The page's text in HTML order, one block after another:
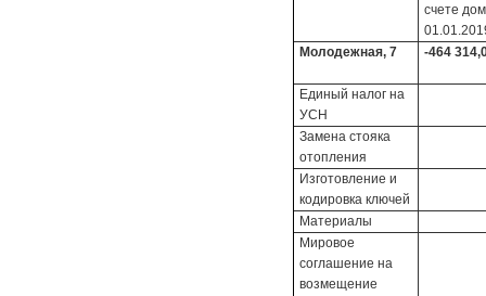
счете
Молодежная, 7
-464
Единый налог на
УСН
Замена стояка
отопления
Изготовление и
кодировка ключей
Материалы
Мировое
соглашение на
возмещение